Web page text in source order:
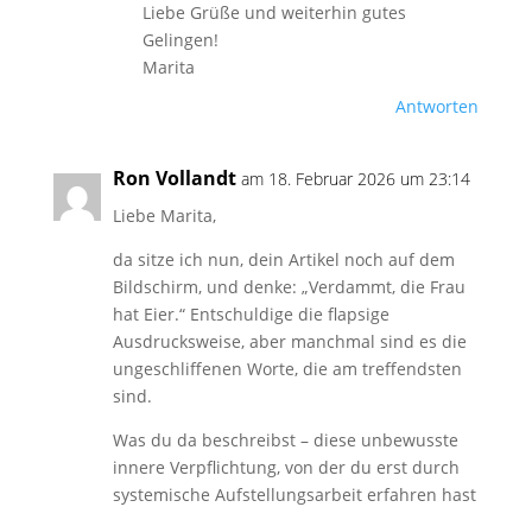
Liebe Grüße und weiterhin gutes
Gelingen!
Marita
Antworten
Ron Vollandt am 18. Februar 2026 um 23:14
Liebe Marita,
da sitze ich nun, dein Artikel noch auf dem
Bildschirm, und denke: „Verdammt, die Frau
hat Eier.“ Entschuldige die flapsige
Ausdrucksweise, aber manchmal sind es die
ungeschliffenen Worte, die am treffendsten
sind.
Was du da beschreibst – diese unbewusste
innere Verpflichtung, von der du erst durch
systemische Aufstellungsarbeit erfahren hast